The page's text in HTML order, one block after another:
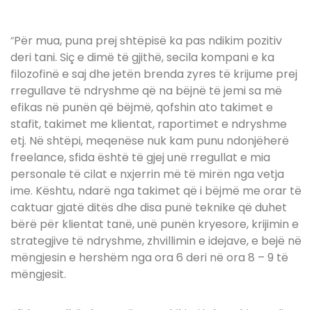
“Për mua, puna prej shtëpisë ka pas ndikim pozitiv
deri tani. Siç e dimë të gjithë, secila kompani e ka
filozofinë e saj dhe jetën brenda zyres të krijume prej
rregullave të ndryshme që na bëjnë të jemi sa më
efikas në punën që bëjmë, qofshin ato takimet e
stafit, takimet me klientat, raportimet e ndryshme
etj. Në shtëpi, meqenëse nuk kam punu ndonjëherë
freelance, sfida është të gjej unë rregullat e mia
personale të cilat e nxjerrin më të mirën nga vetja
ime. Kështu, ndarë nga takimet që i bëjmë me orar të
caktuar gjatë ditës dhe disa punë teknike që duhet
bërë për klientat tanë, unë punën kryesore, krijimin e
strategjive të ndryshme, zhvillimin e idejave, e bejë në
mëngjesin e hershëm nga ora 6 deri në ora 8 – 9 të
mëngjesit.